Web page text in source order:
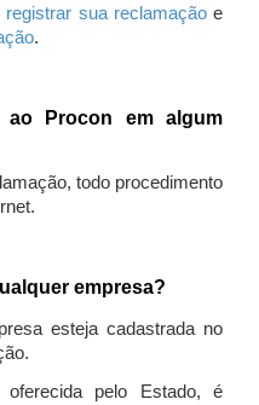
registrar sua reclamaçãoe
.
ao Procon em algum
todo procedimento
empresa?
esteja cadastrada no
pelo Estado, é